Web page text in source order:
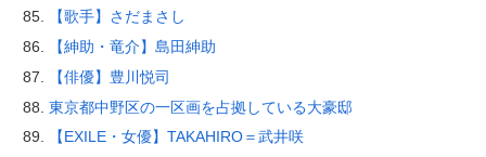
【歌手】さだまさし
【紳助・竜介】島田紳助
【俳優】豊川悦司
東京都中野区の一区画を占拠している大豪邸
【EXILE・女優】TAKAHIRO＝武井咲